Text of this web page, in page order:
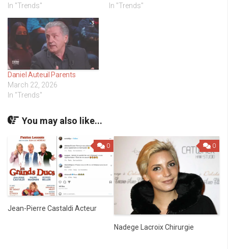
In "Trends"
In "Trends"
Daniel Auteuil Parents
March 22, 2026
In "Trends"
You may also like...
0
Jean-Pierre Castaldi Acteur
0
Nadege Lacroix Chirurgie